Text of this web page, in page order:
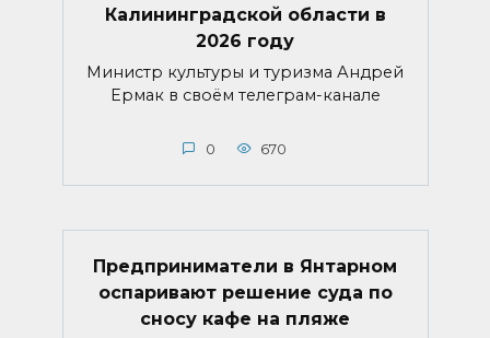
Калининградской области в
2026 году
Министр культуры и туризма Андрей
Ермак в своём телеграм-канале
0 670
Предприниматели в Янтарном
оспаривают решение суда по
сносу кафе на пляже